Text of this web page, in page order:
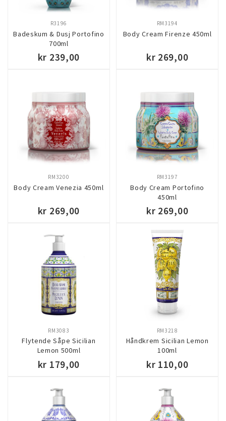
Badeskum & Dusj Portofino
700ml
R3196
kr 239,00
KJØP
Body Cream Firenze 450ml
RM3194
kr 269,00
KJØP
Body Cream Venezia 450ml
RM3200
kr 269,00
Body Cream Portofino
450ml
RM3197
kr 269,00
Flytende Såpe Sicilian
Lemon 500ml
RM3083
kr 179,00
Håndkrem Sicilian Lemon
100ml
RM3218
kr 110,00